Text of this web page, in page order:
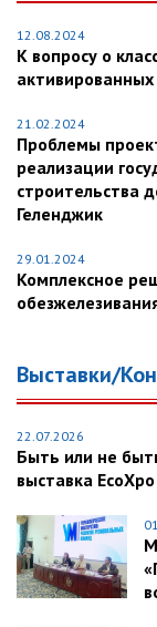
12.08.2024
К вопросу о
активированных
21.02.2024
Проблемы
реализации
строительства
Геленджик
29.01.2024
Комплексное
Выставки/
22.07.2026
Быть или не
выставка